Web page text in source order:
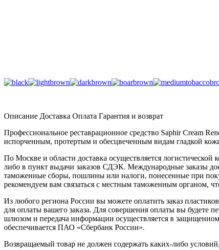
Описание Доставка Оплата Гарантия и возврат
Профессиональное реставрационное средство Saphir Cream
испорченным, протертым и обесцвеченным видам гладкой
По Москве и области доставка осуществляется
либо в пункт выдачи заказов СДЭК. Международные заказы
таможенные сборы, пошлины или налоги, понесенные при
рекомендуем вам связаться с местным таможенным органом,
Из любого региона России вы можете оплатить заказ
для оплаты вашего заказа. Для совершения оплаты вы
шлюзом и передача информации осуществляется в
обеспечивается ПАО «Сбербанк России».
Возвращаемый товар не должен содержать каких-либо